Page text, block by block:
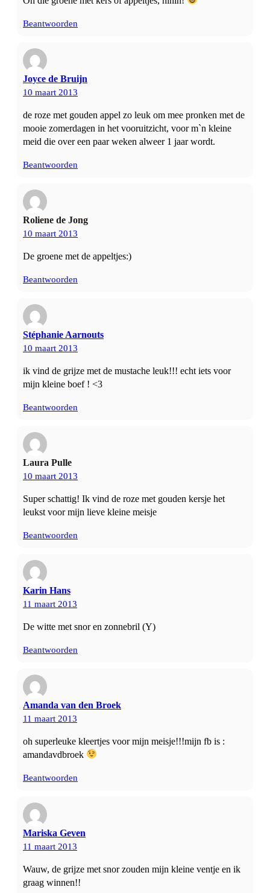
Beantwoorden
Joyce de Bruijn
10 maart 2013
de roze met gouden appel zo leuk om mee pronken met de
mooie zomerdagen in het vooruitzicht, voor m`n kleine
meid die over een paar weken alweer 1 jaar wordt.
Beantwoorden
Roliene de Jong
10 maart 2013
De groene met de appeltjes:)
Beantwoorden
Stéphanie Aarnouts
10 maart 2013
ik vind de grijze met de mustache leuk!!! echt iets voor
mijn kleine boef ! <3
Beantwoorden
Laura Pulle
10 maart 2013
Super schattig! Ik vind de roze met gouden kersje het
leukst voor mijn lieve kleine meisje
Beantwoorden
Karin Hans
11 maart 2013
De witte met snor en zonnebril (Y)
Beantwoorden
Amanda van den Broek
11 maart 2013
oh superleuke kleertjes voor mijn meisje!!!mijn fb is :
amandavdbroek
Beantwoorden
Mariska Geven
11 maart 2013
Wauw, de grijze met snor zouden mijn kleine ventje en ik
graag winnen!!